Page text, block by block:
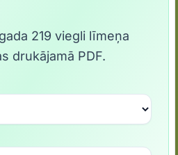
219 viegli līmeņa
drukājamā PDF.